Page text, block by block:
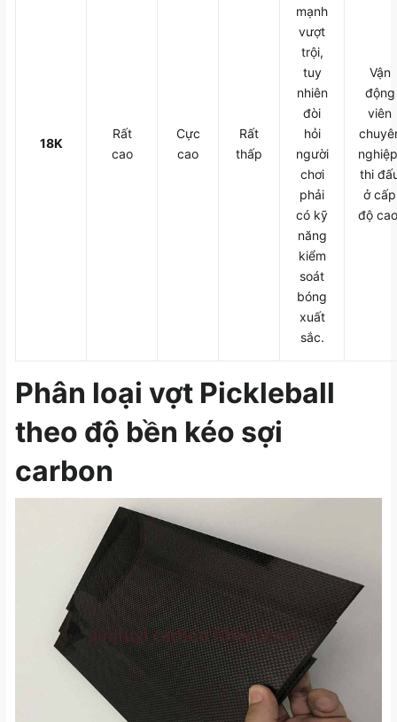
18K
Rất
cao
Cực
cao
Rất
thấp
mạnh
vượt
trội,
tuy
nhiên
đòi
hỏi
người
chơi
phải
có kỹ
năng
kiểm
soát
bóng
xuất
sắc.
Vận
động
viên
thi
ở cấp
độ
Phân loại vợt Pickleball
theo độ bền kéo sợi
carbon